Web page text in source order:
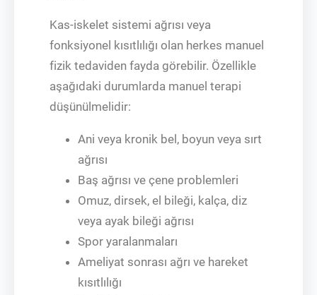
Kas-iskelet sistemi ağrısı veya
fonksiyonel kısıtlılığı olan herkes manuel
fizik tedaviden fayda görebilir. Özellikle
aşağıdaki durumlarda manuel terapi
düşünülmelidir:
Ani veya kronik bel, boyun veya sırt
ağrısı
Baş ağrısı ve çene problemleri
Omuz, dirsek, el bileği, kalça, diz
veya ayak bileği ağrısı
Spor yaralanmaları
Ameliyat sonrası ağrı ve hareket
kısıtlılığı